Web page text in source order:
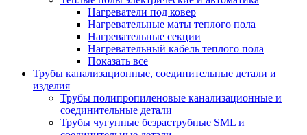
Нагреватели под ковер
Нагревательные маты теплого пола
Нагревательные секции
Нагревательный кабель теплого пола
Показать все
Трубы канализационные, соединительные детали и
изделия
Трубы полипропиленовые канализационные и
соединительные детали
Трубы чугунные безраструбные SML и